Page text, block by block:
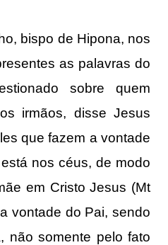
de Hipona, nos
as palavras do
sobre quem
irmãos, disse Jesus
que fazem a vontade
nos céus, de modo
em Cristo Jesus (Mt
vontade do Pai, sendo
não somente pelo fato